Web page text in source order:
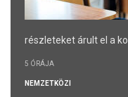
részleteket árult el a
5 ÓRÁJA
NEMZETKÖZI